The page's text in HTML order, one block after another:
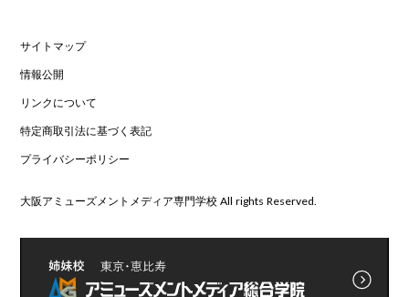
サイトマップ
情報公開
リンクについて
特定商取引法に基づく表記
プライバシーポリシー
大阪アミューズメントメディア専門学校 All rights Reserved.